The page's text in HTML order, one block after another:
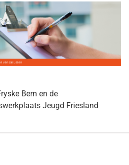
Bern en de
Jeugd Friesland